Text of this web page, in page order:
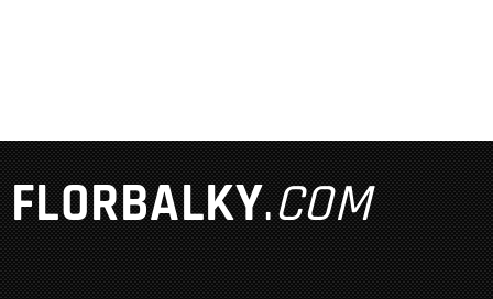
FLORBALKY.COM